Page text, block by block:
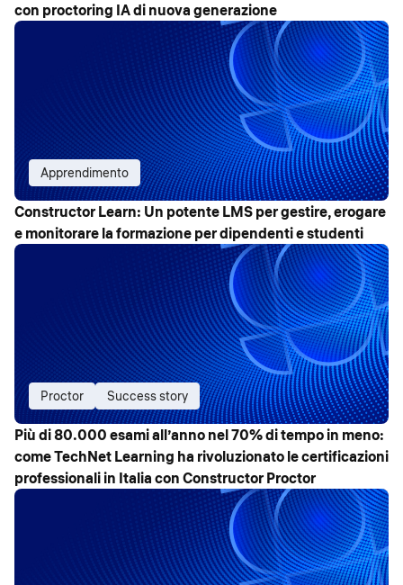
con proctoring IA di nuova generazione
Apprendimento
Constructor Learn: Un potente LMS per gestire, erogare
e monitorare la formazione per dipendenti e studenti
Proctor Success story
Più di 80.000 esami all’anno nel 70% di tempo in meno:
come TechNet Learning ha rivoluzionato le certificazioni
professionali in Italia con Constructor Proctor